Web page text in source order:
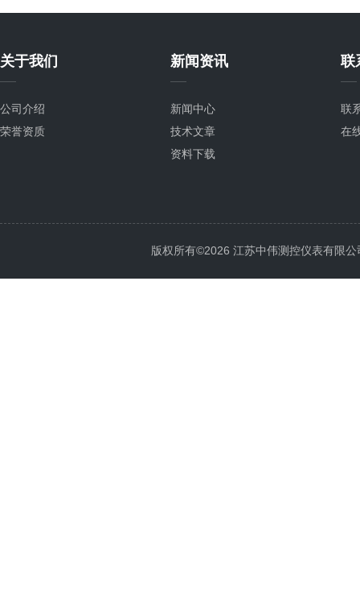
关于我们
公司介绍
荣誉资质
新闻资讯
新闻中心
技术文章
资料下载
联
联
在
版权所有©2026 江苏中伟测控仪表有限